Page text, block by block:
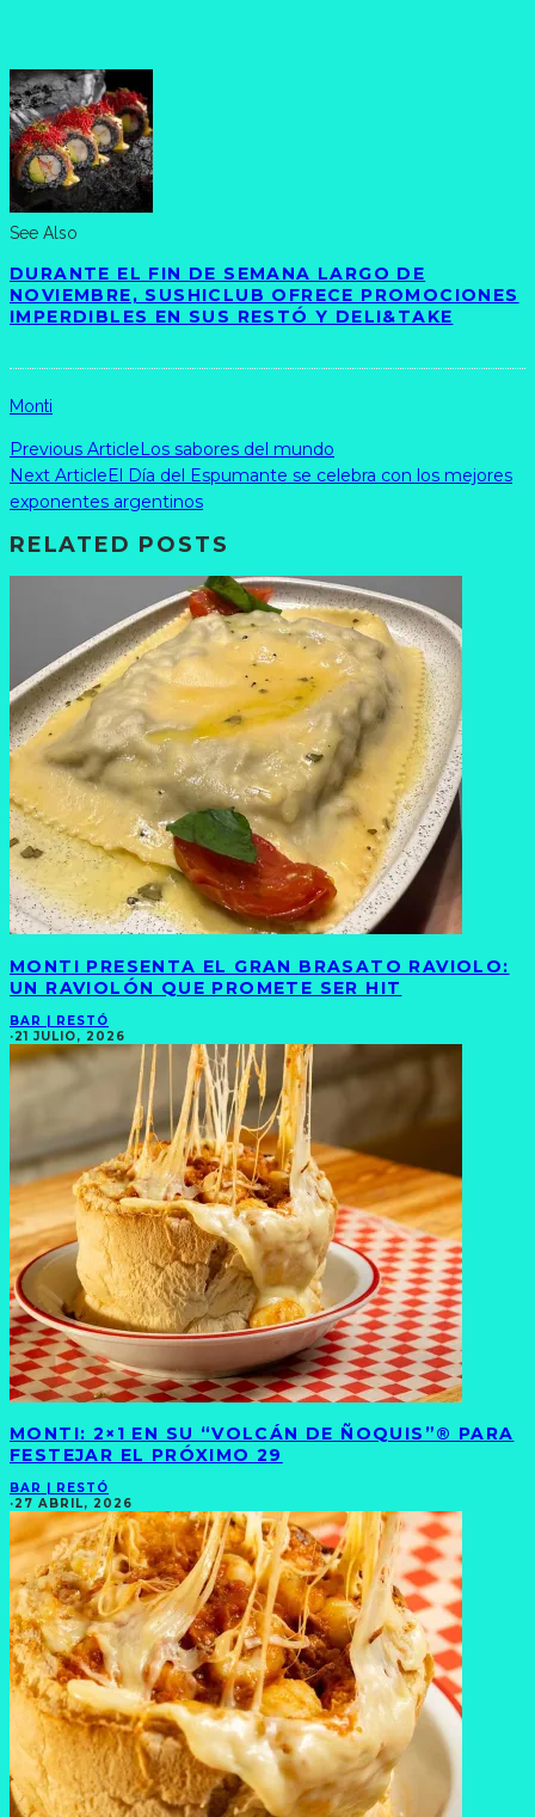
See Also
DURANTE EL FIN DE SEMANA LARGO DE
NOVIEMBRE, SUSHICLUB OFRECE PROMOCIONES
IMPERDIBLES EN SUS RESTÓ Y DELI&TAKE
Monti
Previous Article Los sabores del mundo
Next Article El Día del Espumante se celebra con los mejores
exponentes argentinos
RELATED POSTS
MONTI PRESENTA EL GRAN BRASATO RAVIOLO:
UN RAVIOLÓN QUE PROMETE SER HIT
BAR | RESTÓ
·21 JULIO, 2026
MONTI: 2×1 EN SU “VOLCÁN DE ÑOQUIS”® PARA
FESTEJAR EL PRÓXIMO 29
BAR | RESTÓ
·27 ABRIL, 2026